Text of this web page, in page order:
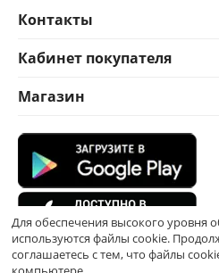
Контакты
Кабинет покупателя
Магазин
Для обеспечения высокого уровня
используются файлы cookie.
соглашаетесь с тем, что файлы